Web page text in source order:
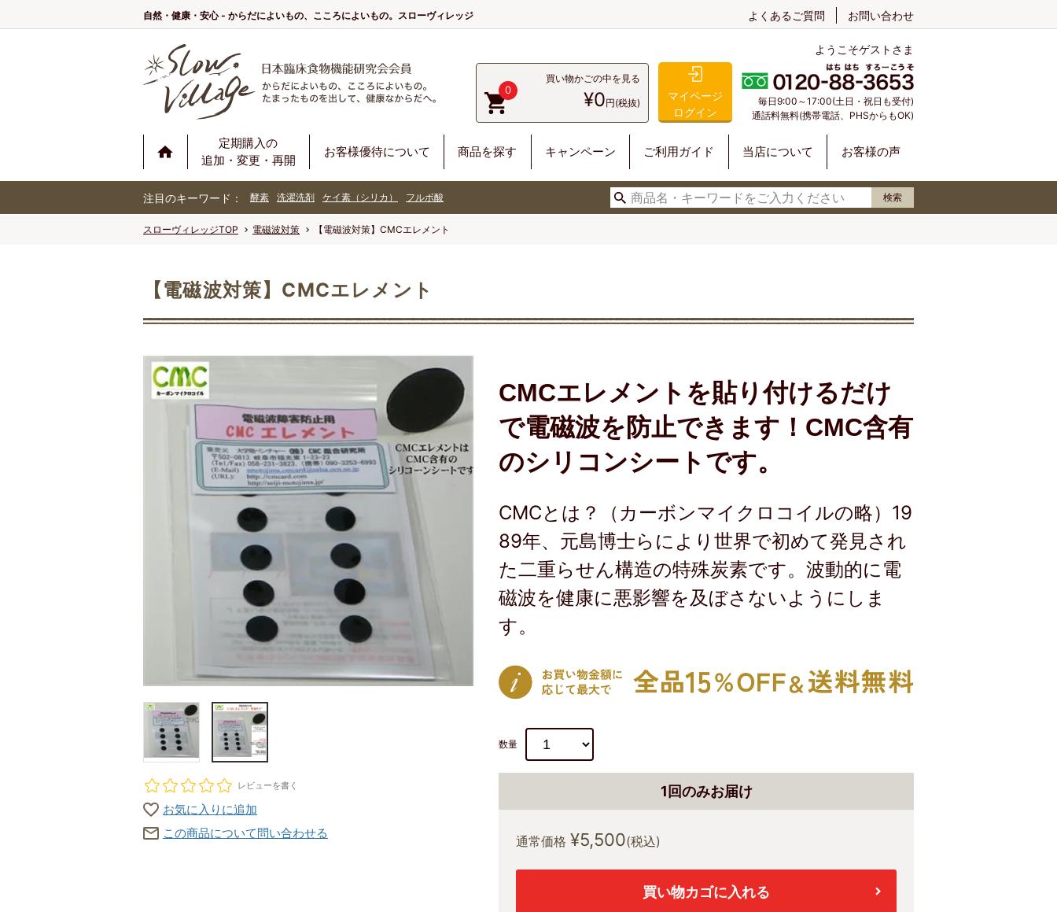
自然・健康・安心 - からだによいもの、こころによいもの。スローヴィレッジ よくあるご質問 お問い合わせ
ようこそゲストさま
0
買い物かごの中を見る
¥0円(税抜)
マイページ
ログイン
毎日9:00～17:00(土日・祝日も受付)
通話料無料(携帯電話、PHSからもOK)
定期購入の
追加・変更・再開
お客様優待について 商品を探す キャンペーン ご利用ガイド 当店について お客様の声
注目のキーワード： 酵素 洗濯洗剤 ケイ素（シリカ） フルボ酸 検索
スローヴィレッジTOP 電磁波対策 【電磁波対策】CMCエレメント
【電磁波対策】CMCエレメント
レビューを書く
お気に入りに追加
この商品について問い合わせる
CMCエレメントを貼り付けるだけ
で電磁波を防止できます！CMC含有
のシリコンシートです。
CMCとは？（カーボンマイクロコイルの略）19
89年、元島博士らにより世界で初めて発見され
た二重らせん構造の特殊炭素です。波動的に電
磁波を健康に悪影響を及ぼさないようにしま
す。
数量
1回のみお届け
通常価格 ¥5,500(税込)
買い物カゴに入れる